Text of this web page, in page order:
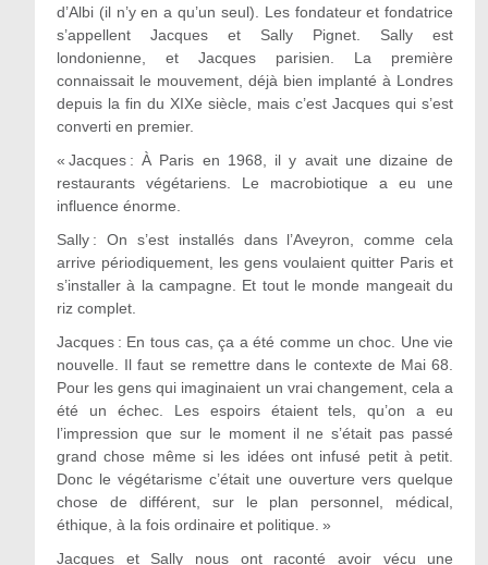
d’Albi (il n’y en a qu’un seul). Les fondateur et fondatrice
s’appellent Jacques et Sally Pignet. Sally est
londonienne, et Jacques parisien. La première
connaissait le mouvement, déjà bien implanté à Londres
depuis la fin du XIXe siècle, mais c’est Jacques qui s’est
converti en premier.
« Jacques :À Paris en 1968, il y avait une dizaine de
restaurants végétariens. Le macrobiotique a eu une
influence énorme.
Sally : On s’est installés dans l’Aveyron, comme cela
arrive périodiquement, les gens voulaient quitter Paris et
s’installer à la campagne. Et tout le monde mangeait du
riz complet.
Jacques : En tous cas, ça a été comme un choc. Une vie
nouvelle. Il faut se remettre dans le contexte de Mai 68.
Pour les gens qui imaginaient un vrai changement, cela a
été un échec. Les espoirs étaient tels, qu’on a eu
l’impression que sur le moment il ne s’était pas passé
grand chose même si les idées ont infusé petit à petit.
Donc le végétarisme c’était une ouverture vers quelque
chose de différent, sur le plan personnel, médical,
éthique, à la fois ordinaire et politique. »
Jacques et Sally nous ont raconté avoir vécu une